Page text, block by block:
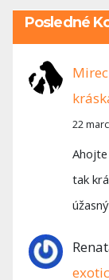
Posledné
Mirec
22
tak